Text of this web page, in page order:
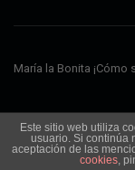
Este sitio web utiliza
usuario. Si continúa
aceptación de las
cookies,
María la Bonita
Envíos Aviso Legal